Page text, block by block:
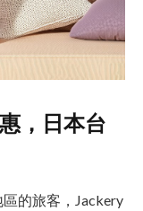
，日本台
的旅客，Jackery